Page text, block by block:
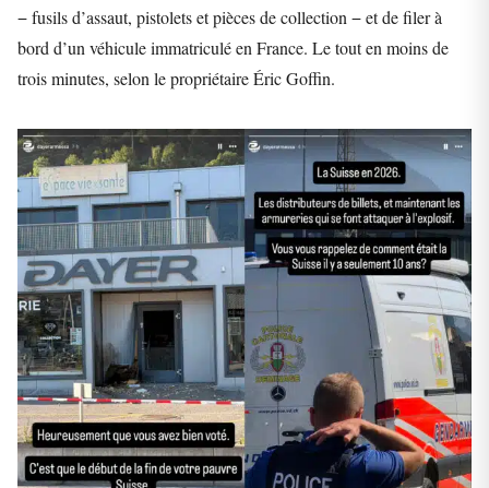
− fusils d’assaut, pistolets et pièces de collection − et de filer à
bord d’un véhicule immatriculé en France. Le tout en moins de
trois minutes, selon le propriétaire Éric Goffin.